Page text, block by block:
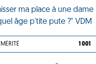
ma place à une dame
âge p'tite pute ?" VDM
1 001